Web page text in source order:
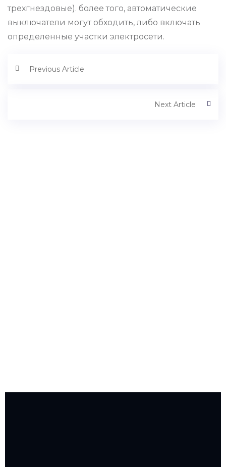
трехгнездовые). более того, автоматические
выключатели могут обходить, либо включать
определенные участки электросети.
Previous Article
Next Article